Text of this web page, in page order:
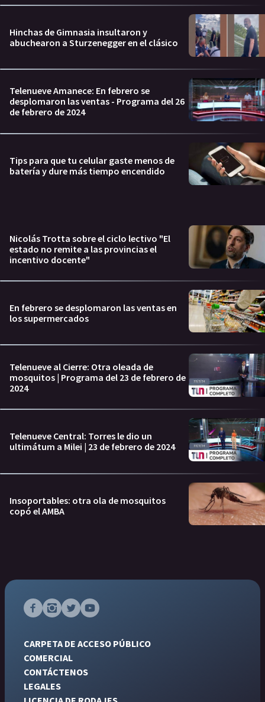
Hinchas de Gimnasia insultaron y
abuchearon a Sturzenegger en el clásico
Telenueve Amanece: En febrero se
desplomaron las ventas - Programa del 26
de febrero de 2024
Tips para que tu celular gaste menos de
batería y dure más tiempo encendido
Nicolás Trotta sobre el ciclo lectivo "El
estado no remite a las provincias el
incentivo docente"
En febrero se desplomaron las ventas en
los supermercados
Telenueve al Cierre: Otra oleada de
mosquitos | Programa del 23 de febrero de
2024
Telenueve Central: Torres le dio un
ultimátum a Milei | 23 de febrero de 2024
Insoportables: otra ola de mosquitos
copó el AMBA
CARPETA DE ACCESO PÚBLICO
COMERCIAL
CONTÁCTENOS
LEGALES